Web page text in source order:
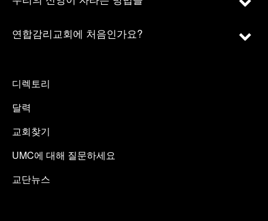
연합감리교회에 처음인가요?
디렉토리
달력
교회찾기
UMC에 대해 질문하세요
교단뉴스